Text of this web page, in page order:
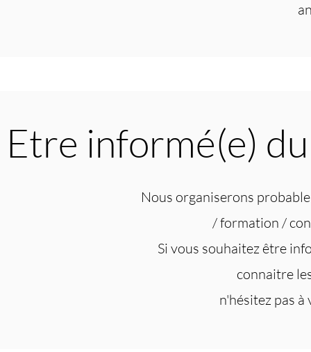
Etre informé(e)
Nous organiserons
/ formation /
Si vous souhaitez être
connaitre
n'hésitez pas